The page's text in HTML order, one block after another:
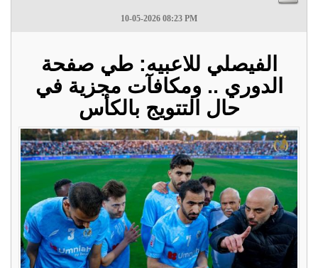
10-05-2026 08:23 PM
الفيصلي للاعبيه: طي صفحة
الدوري .. ومكافآت مجزية في
حال التتويج بالكأس